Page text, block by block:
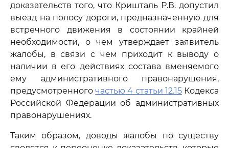
доказательств того, что Кришталь Р.В. допустил
выезд на полосу дороги, предназначенную для
встречного движения в состоянии крайней
необходимости, о чем утверждает заявитель
жалобы, в связи с чем приходит к выводу о
наличии в его действиях состава вменяемого
ему административного правонарушения,
предусмотренногочастью 4 статьи 12.15Кодекса
Российской Федерации об административных
правонарушениях.
Таким образом, доводы жалобы по существу